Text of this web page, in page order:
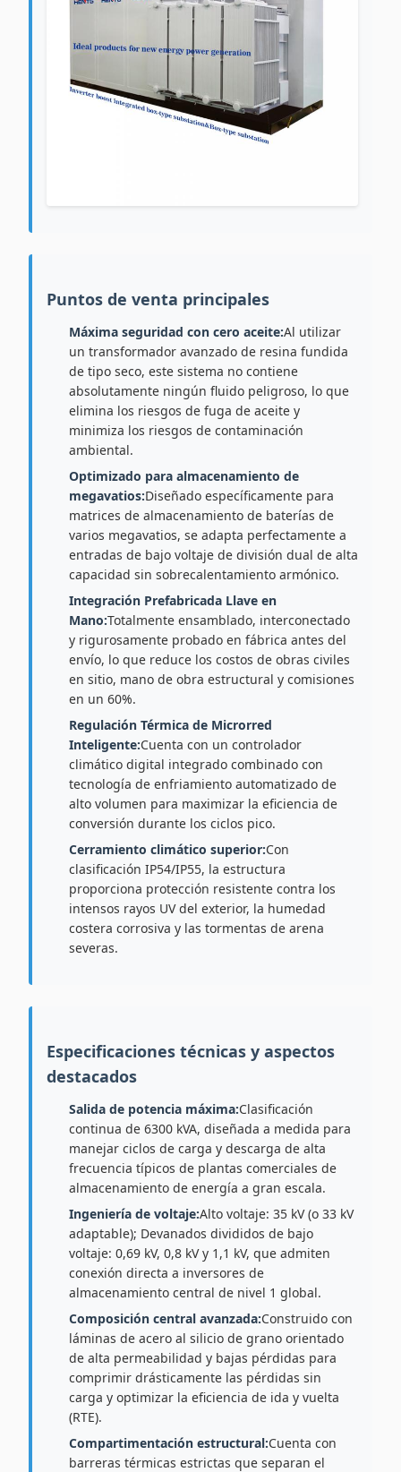
Puntos de venta principales
Máxima seguridad con cero aceite:Al utilizar
un transformador avanzado de resina fundida
de tipo seco, este sistema no contiene
absolutamente ningún fluido peligroso, lo que
elimina los riesgos de fuga de aceite y
minimiza los riesgos de contaminación
ambiental.
Optimizado para almacenamiento de
megavatios:Diseñado específicamente para
matrices de almacenamiento de baterías de
varios megavatios, se adapta perfectamente a
entradas de bajo voltaje de división dual de alta
capacidad sin sobrecalentamiento armónico.
Integración Prefabricada Llave en
Mano:Totalmente ensamblado, interconectado
y rigurosamente probado en fábrica antes del
envío, lo que reduce los costos de obras civiles
en sitio, mano de obra estructural y comisiones
en un 60%.
Regulación Térmica de Microrred
Inteligente:Cuenta con un controlador
climático digital integrado combinado con
tecnología de enfriamiento automatizado de
alto volumen para maximizar la eficiencia de
conversión durante los ciclos pico.
Cerramiento climático superior:Con
clasificación IP54/IP55, la estructura
proporciona protección resistente contra los
intensos rayos UV del exterior, la humedad
costera corrosiva y las tormentas de arena
severas.
Especificaciones técnicas y aspectos
destacados
Salida de potencia máxima:Clasificación
continua de 6300 kVA, diseñada a medida para
manejar ciclos de carga y descarga de alta
frecuencia típicos de plantas comerciales de
almacenamiento de energía a gran escala.
Ingeniería de voltaje:Alto voltaje: 35 kV (o 33 kV
adaptable); Devanados divididos de bajo
voltaje: 0,69 kV, 0,8 kV y 1,1 kV, que admiten
conexión directa a inversores de
almacenamiento central de nivel 1 global.
Composición central avanzada:Construido con
láminas de acero al silicio de grano orientado
de alta permeabilidad y bajas pérdidas para
comprimir drásticamente las pérdidas sin
carga y optimizar la eficiencia de ida y vuelta
(RTE).
Compartimentación estructural:Cuenta con
barreras térmicas estrictas que separan el